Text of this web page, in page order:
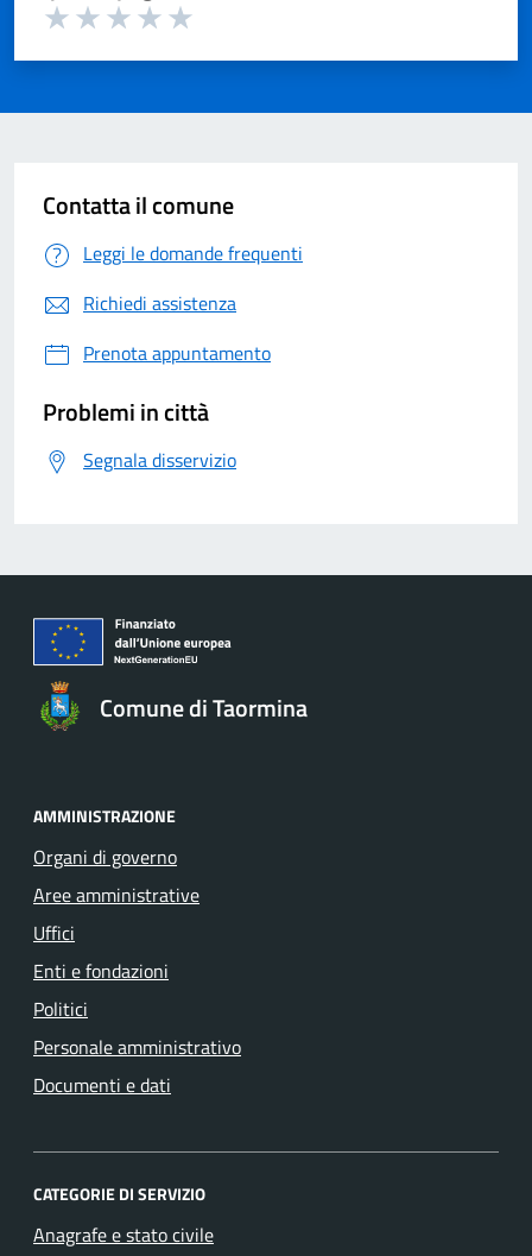
Contatta il comune
Leggi le domande frequenti
Richiedi assistenza
Prenota appuntamento
Problemi in città
Segnala disservizio
Comune di Taormina
AMMINISTRAZIONE
Organi di governo
Aree amministrative
Uffici
Enti e fondazioni
Politici
Personale amministrativo
Documenti e dati
CATEGORIE DI SERVIZIO
Anagrafe e stato civile